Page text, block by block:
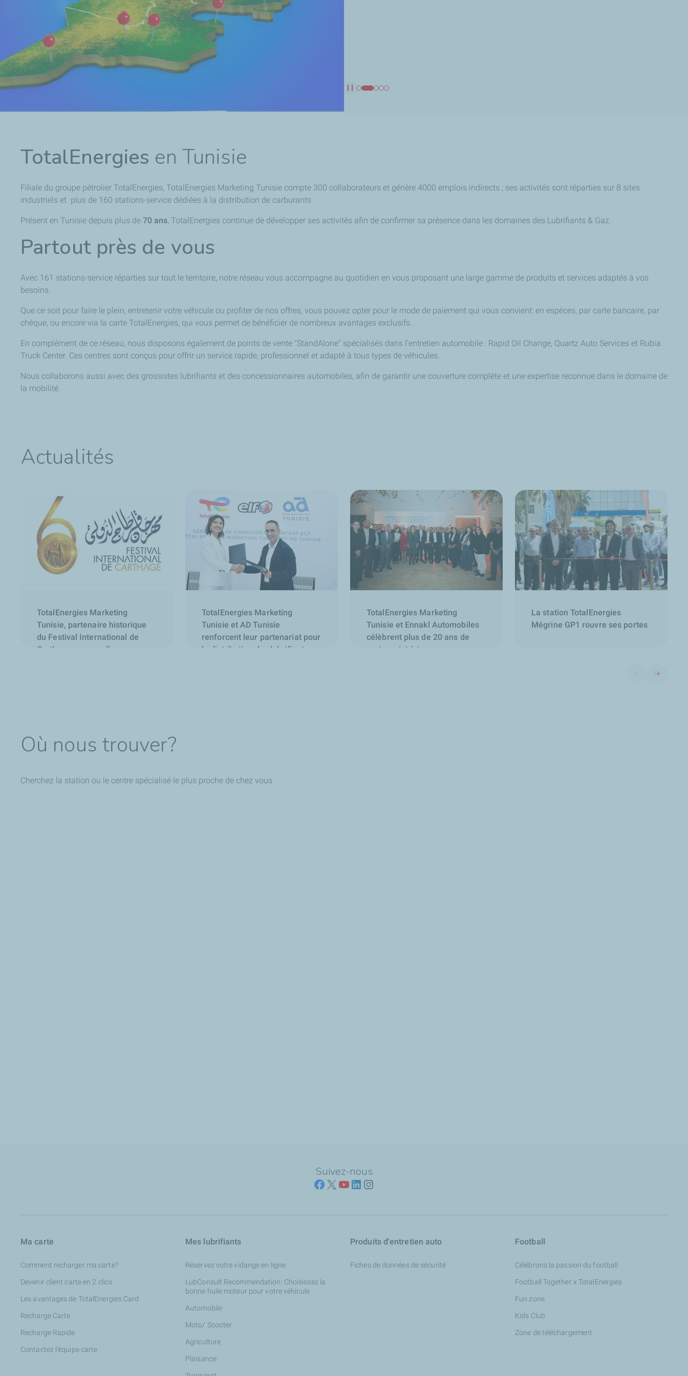
TotalEnergies en Tunisie
Filiale du groupe pétrolier TotalEnergies, TotalEnergies Marketing Tunisie compte 300 collaborateurs et génère 4000 emplois indirects ; ses activités sont réparties sur 8 sites
industriels et plus de 160 stations-service dédiées à la distribution de carburants.
Présent en Tunisie depuis plus de 70 ans, TotalEnergies continue de développer ses activités afin de confirmer sa présence dans les domaines des Lubrifiants & Gaz.
Partout près de vous
Avec 161 stations-service réparties sur tout le territoire, notre réseau vous accompagne au quotidien en vous proposant une large gamme de produits et services adaptés à vos
besoins.
Que ce soit pour faire le plein, entretenir votre véhicule ou profiter de nos offres, vous pouvez opter pour le mode de paiement qui vous convient: en espèces, par carte bancaire, par
chèque, ou encore via la carte TotalEnergies, qui vous permet de bénéficier de nombreux avantages exclusifs.
En complément de ce réseau, nous disposons également de points de vente "StandAlone" spécialisés dans l’entretien automobile : Rapid Oil Change, Quartz Auto Services et Rubia
Truck Center. Ces centres sont conçus pour offrir un service rapide, professionnel et adapté à tous types de véhicules.
Nous collaborons aussi avec des grossistes lubrifiants et des concessionnaires automobiles, afin de garantir une couverture complète et une expertise reconnue dans le domaine de
la mobilité.
Actualités
TotalEnergies Marketing
Tunisie, partenaire historique
du Festival International de
Carthage, renouvelle son
TotalEnergies Marketing
Tunisie et AD Tunisie
renforcent leur partenariat pour
la distribution des lubrifiants
TotalEnergies Marketing
Tunisie et Ennakl Automobiles
célèbrent plus de 20 ans de
partenariat à travers une
La station TotalEnergies
Mégrine GP1 rouvre ses portes
Diapositive
Où nous trouver?
Cherchez la station ou le centre spécialisé le plus proche de chez vous
Suivez-nous
Ma carte
Comment recharger ma carte?
Devenir client carte en 2 clics
Les avantages de TotalEnergies Card
Recharge Carte
Recharge Rapide
Contactez l'équipe carte
Mes lubrifiants
Réservez votre vidange en ligne
LubConsult Recommendation: Choisissez la
bonne huile moteur pour votre véhicule
Automobile
Moto/ Scooter
Agriculture
Plaisance
Produits d'entretien auto
Fiches de données de sécurité
Football
Célébrons la passion du football
Football Together x TotalEnergies
Fun zone
Kids Club
Zone de téléchargement